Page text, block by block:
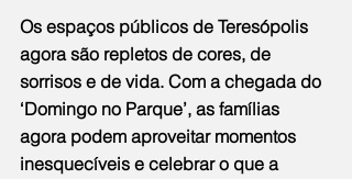
Os espaços públicos de Teresópolis
agora são repletos de cores, de
sorrisos e de vida. Com a chegada do
‘Domingo no Parque’, as famílias
agora podem aproveitar momentos
inesquecíveis e celebrar o que a